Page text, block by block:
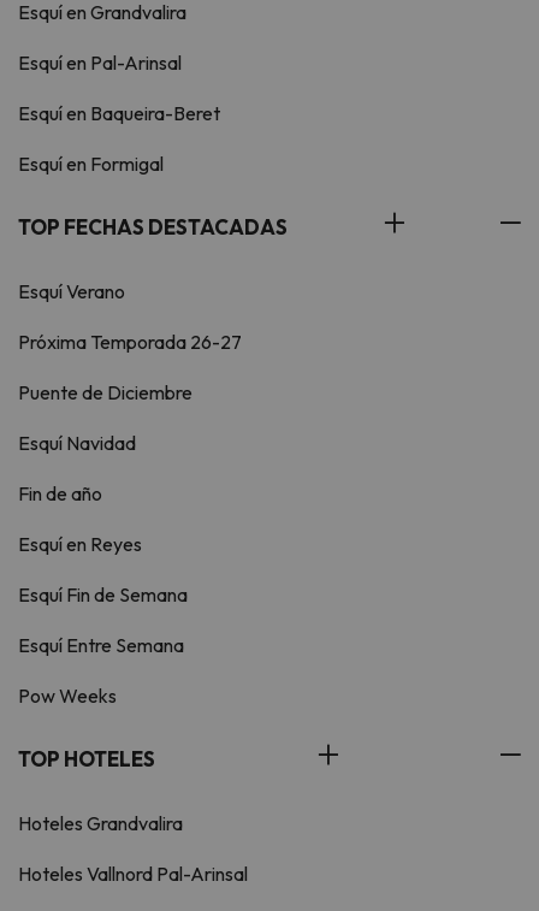
Esquí en Grandvalira
Esquí en Pal-Arinsal
Esquí en Baqueira-Beret
Esquí en Formigal
TOP FECHAS DESTACADAS
Esquí Verano
Próxima Temporada 26-27
Puente de Diciembre
Esquí Navidad
Fin de año
Esquí en Reyes
Esquí Fin de Semana
Esquí Entre Semana
Pow Weeks
TOP HOTELES
Hoteles Grandvalira
Hoteles Vallnord Pal-Arinsal